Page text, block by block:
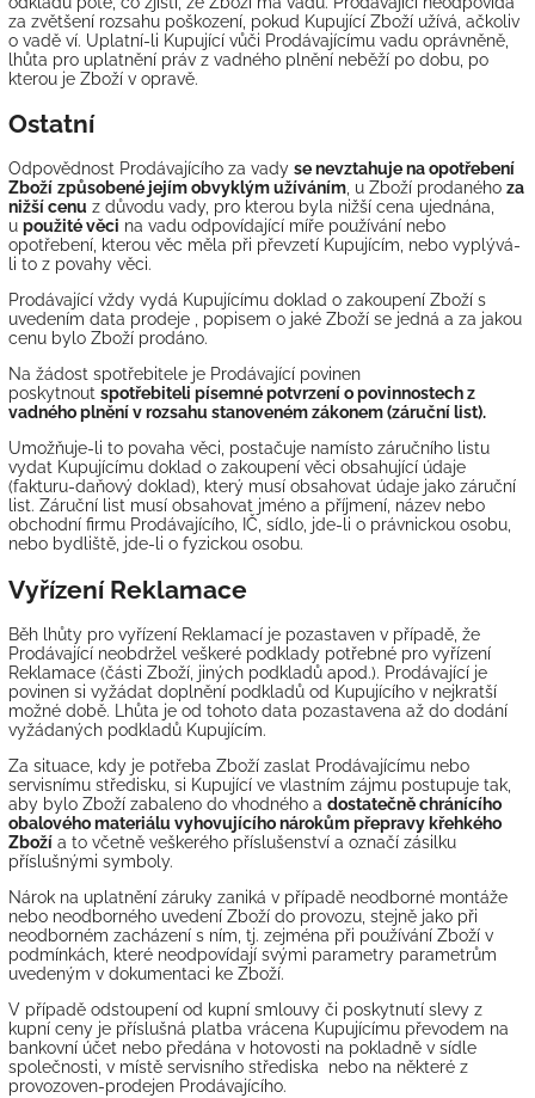
za zvětšení rozsahu poškození, pokud Kupující Zboží užívá, ačkoliv
o vadě ví. Uplatní-li Kupující vůči Prodávajícímu vadu oprávněně,
lhůta pro uplatnění práv z vadného plnění neběží po dobu, po
kterou je Zboží v opravě.
Ostatní
Odpovědnost Prodávajícího za vady se nevztahuje na opotřebení
Zboží způsobené jejím obvyklým užíváním, u Zboží prodaného za
nižší cenu z důvodu vady, pro kterou byla nižší cena ujednána,
u použité věci na vadu odpovídající míře používání nebo
opotřebení, kterou věc měla při převzetí Kupujícím, nebo vyplývá-
li to z povahy věci.
Prodávající vždy vydá Kupujícímu doklad o zakoupení Zboží s
uvedením data prodeje , popisem o jaké Zboží se jedná a za jakou
cenu bylo Zboží prodáno.
Na žádost spotřebitele je Prodávající povinen
poskytnout spotřebiteli písemné potvrzení o povinnostech z
vadného plnění v rozsahu stanoveném zákonem (záruční list).
Umožňuje-li to povaha věci, postačuje namísto záručního listu
vydat Kupujícímu doklad o zakoupení věci obsahující údaje
(fakturu-daňový doklad), který musí obsahovat údaje jako záruční
list. Záruční list musí obsahovat jméno a příjmení, název nebo
obchodní firmu Prodávajícího, IČ, sídlo, jde-li o právnickou osobu,
nebo bydliště, jde-li o fyzickou osobu.
Vyřízení Reklamace
Běh lhůty pro vyřízení Reklamací je pozastaven v případě, že
Prodávající neobdržel veškeré podklady potřebné pro vyřízení
Reklamace (části Zboží, jiných podkladů apod.). Prodávající je
povinen si vyžádat doplnění podkladů od Kupujícího v nejkratší
možné době. Lhůta je od tohoto data pozastavena až do dodání
vyžádaných podkladů Kupujícím.
Za situace, kdy je potřeba Zboží zaslat Prodávajícímu nebo
servisnímu středisku, si Kupující ve vlastním zájmu postupuje tak,
aby bylo Zboží zabaleno do vhodného a dostatečně chránícího
obalového materiálu vyhovujícího nárokům přepravy křehkého
Zboží a to včetně veškerého příslušenství a označí zásilku
příslušnými symboly.
Nárok na uplatnění záruky zaniká v případě neodborné montáže
nebo neodborného uvedení Zboží do provozu, stejně jako při
neodborném zacházení s ním, tj. zejména při používání Zboží v
podmínkách, které neodpovídají svými parametry parametrům
uvedeným v dokumentaci ke Zboží.
V případě odstoupení od kupní smlouvy či poskytnutí slevy z
kupní ceny je příslušná platba vrácena Kupujícímu převodem na
bankovní účet nebo předána v hotovosti na pokladně v sídle
společnosti, v místě servisního střediska nebo na některé z
provozoven-prodejen Prodávajícího.